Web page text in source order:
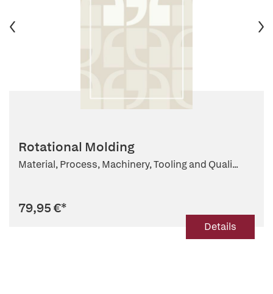
Rotational Molding
Material, Process, Machinery, Tooling and Quali...
79,95 €*
Details